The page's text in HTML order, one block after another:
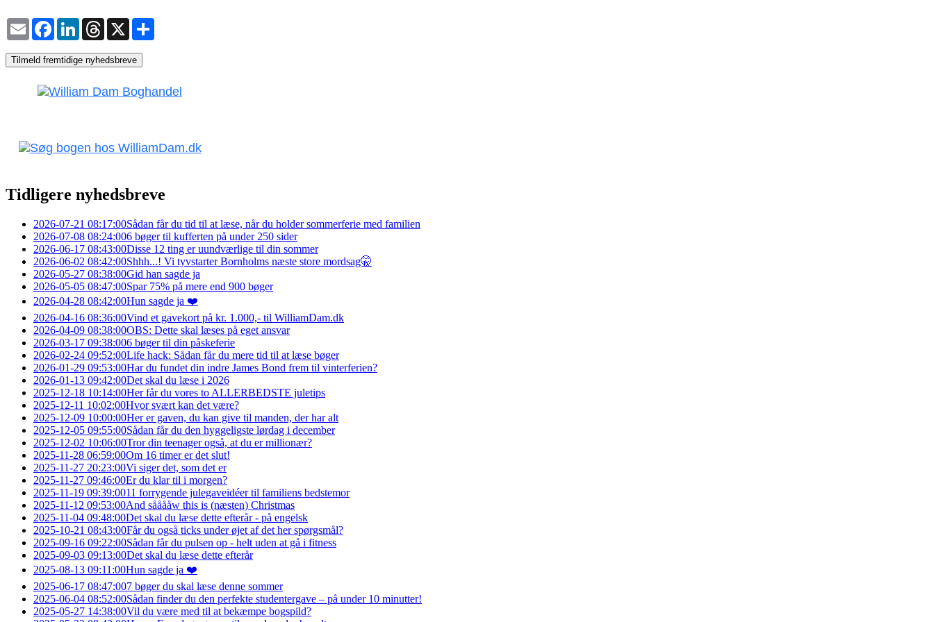
Email FacebookLinkedInThreadsX
Tilmeld fremtidige nyhedsbreve
Tidligere nyhedsbreve
2026-07-21 08:17:00Sådan får du tid til at læse, når du holder sommerferie med familien
2026-07-08 08:24:006 bøger til kufferten på under 250 sider
2026-06-17 08:43:00Disse 12 ting er uundværlige til din sommer
2026-06-02 08:42:00Shhh...! Vi tyvstarter Bornholms næste store mordsag🤫
2026-05-27 08:38:00Gid han sagde ja
2026-05-05 08:47:00Spar 75% på mere end 900 bøger
2026-04-28 08:42:00Hun sagde ja ❤️
2026-04-16 08:36:00Vind et gavekort på kr. 1.000,- til WilliamDam.dk
2026-04-09 08:38:00OBS: Dette skal læses på eget ansvar
2026-03-17 09:38:006 bøger til din påskeferie
2026-02-24 09:52:00Life hack: Sådan får du mere tid til at læse bøger
2026-01-29 09:53:00Har du fundet din indre James Bond frem til vinterferien?
2026-01-13 09:42:00Det skal du læse i 2026
2025-12-18 10:14:00Her får du vores to ALLERBEDSTE juletips
2025-12-11 10:02:00Hvor svært kan det være?
2025-12-09 10:00:00Her er gaven, du kan give til manden, der har alt
2025-12-05 09:55:00Sådan får du den hyggeligste lørdag i december
2025-12-02 10:06:00Tror din teenager også, at du er millionær?
2025-11-28 06:59:00Om 16 timer er det slut!
2025-11-27 20:23:00Vi siger det, som det er
2025-11-27 09:46:00Er du klar til i morgen?
2025-11-19 09:39:0011 forrygende julegaveidéer til familiens bedstemor
2025-11-12 09:53:00And sååååw this is (næsten) Christmas
2025-11-04 09:48:00Det skal du læse dette efterår - på engelsk
2025-10-21 08:43:00Får du også ticks under øjet af det her spørgsmål?
2025-09-16 09:22:00Sådan får du pulsen op - helt uden at gå i fitness
2025-09-03 09:13:00Det skal du læse dette efterår
2025-08-13 09:11:00Hun sagde ja ❤️
2025-06-17 08:47:007 bøger du skal læse denne sommer
2025-06-04 08:52:00Sådan finder du den perfekte studentergave – på under 10 minutter!
2025-05-27 14:38:00Vil du være med til at bekæmpe bogspild?